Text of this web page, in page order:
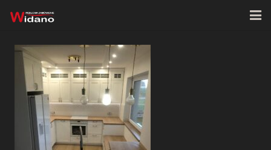
Strona główna
O firmie
Oferta
Realizacje